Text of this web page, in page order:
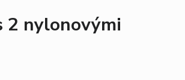
2 nylonovými